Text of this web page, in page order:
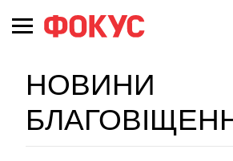
НОВИНИ